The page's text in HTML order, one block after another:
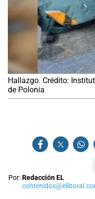
Hallazgo. Crédito:
de Polonia
Por:Redacción EL